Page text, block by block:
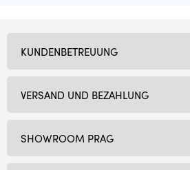
SHOWROOM PRAG
KUNDENBETREUUNG
VERSAND UND BEZAHLUNG